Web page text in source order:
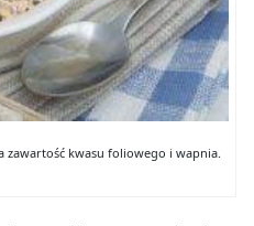
zawartość kwasu foliowego i wapnia.